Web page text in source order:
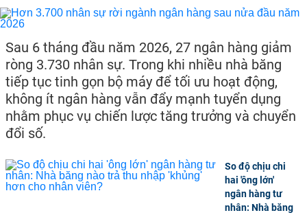
Sau 6 tháng đầu năm 2026, 27 ngân hàng giảm
ròng 3.730 nhân sự. Trong khi nhiều nhà băng
tiếp tục tinh gọn bộ máy để tối ưu hoạt động,
không ít ngân hàng vẫn đẩy mạnh tuyển dụng
nhằm phục vụ chiến lược tăng trưởng và chuyển
đổi số.
So độ chịu chi
hai 'ông lớn'
ngân hàng tư
nhân: Nhà băng